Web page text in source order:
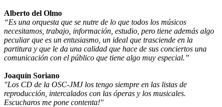
Alberto del Olmo
“Es una orquesta que se nutre de lo que todos los músicos
necesitamos, trabajo, información, estudio, pero tiene además algo
peculiar que es un entusiasmo, un ideal que trasciende en la
partitura y que le da una calidad que hace de sus conciertos una
comunicación con el público que tiene algo muy especial.”
Joaquín Soriano
"Los CD de la OSC-JMJ los tengo siempre en las listas de
reproducción, intercalados con las óperas y los musicales.
Escucharos me pone contenta!"